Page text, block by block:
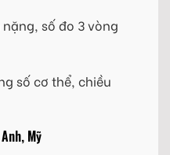
số đo 3 vòng
số cơ thể, chiều
Mỹ